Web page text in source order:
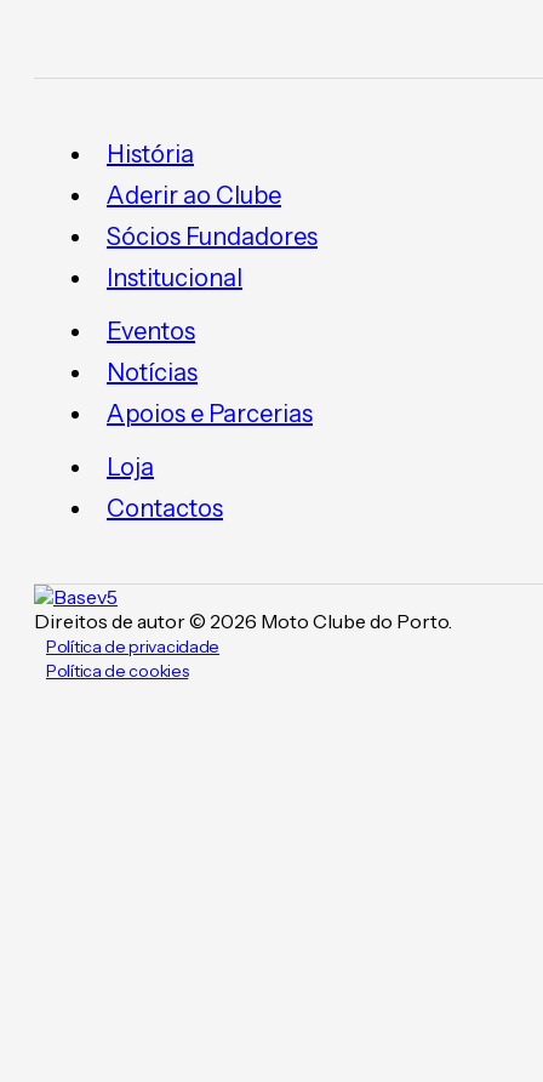
História
Aderir ao Clube
Sócios Fundadores
Institucional
Eventos
Notícias
Apoios e Parcerias
Loja
Contactos
Direitos de autor © 2026 Moto Clube do Porto.
Política de privacidade
Política de cookies